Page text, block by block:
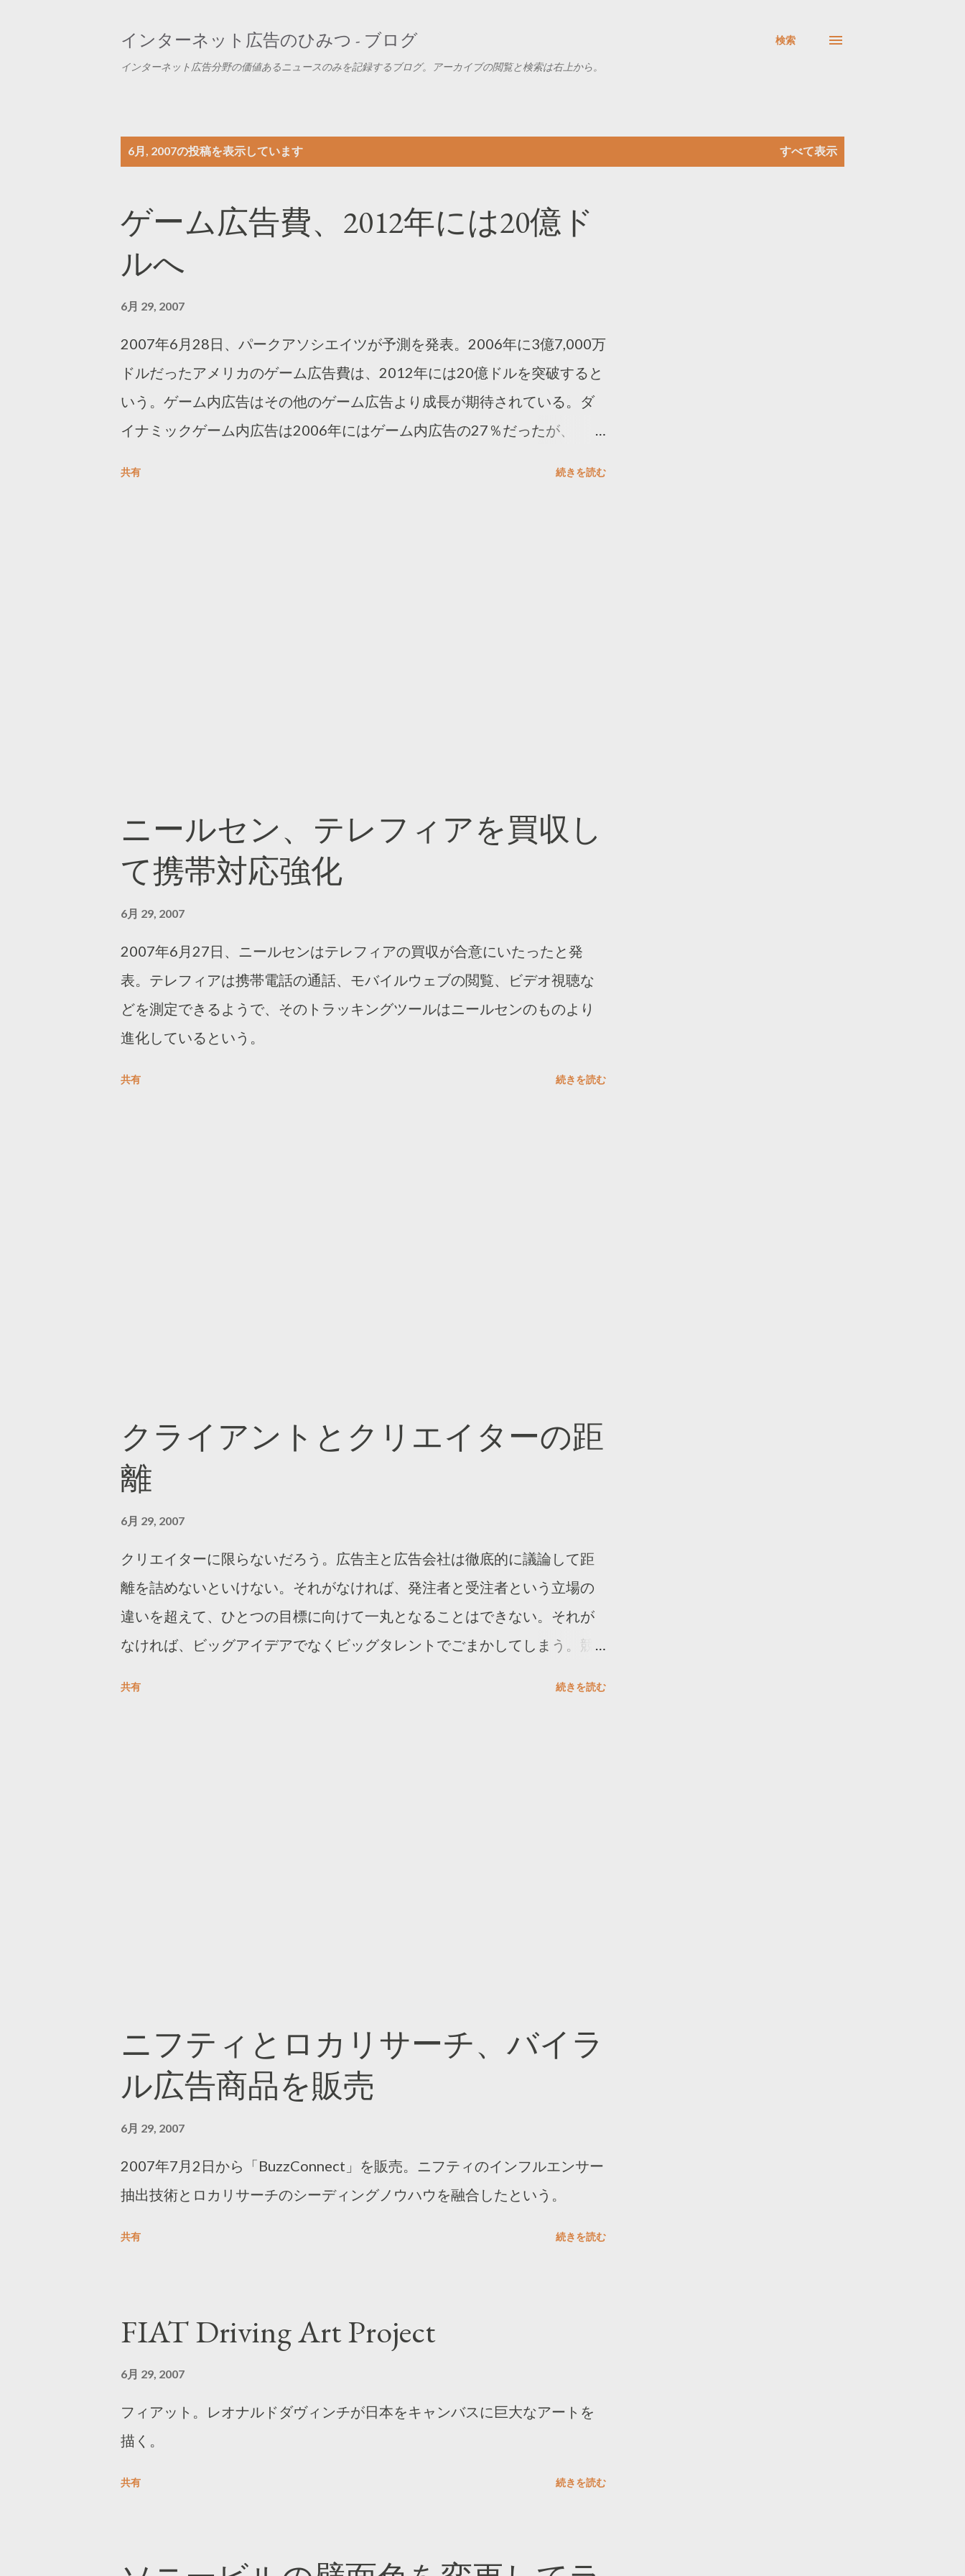
インターネット広告のひみつ - ブログ
インターネット広告分野の価値あるニュースのみを記録するブログ。アーカイブの閲覧と検索は右上から。
検索
6月, 2007の投稿を表示しています すべて表示
ゲーム広告費、2012年には20億ド
ルへ
6月 29, 2007
2007年6月28日、パークアソシエイツが予測を発表。2006年に3億7,000万
ドルだったアメリカのゲーム広告費は、2012年には20億ドルを突破すると
いう。ゲーム内広告はその他のゲーム広告より成長が期待されている。ダ
イナミックゲーム内広告は2006年にはゲーム内広告の27％だったが、
共有 続きを読む
ニールセン、テレフィアを買収し
て携帯対応強化
6月 29, 2007
2007年6月27日、ニールセンはテレフィアの買収が合意にいたったと発
表。テレフィアは携帯電話の通話、モバイルウェブの閲覧、ビデオ視聴な
どを測定できるようで、そのトラッキングツールはニールセンのものより
進化しているという。
共有 続きを読む
クライアントとクリエイターの距
離
6月 29, 2007
クリエイターに限らないだろう。広告主と広告会社は徹底的に議論して距
離を詰めないといけない。それがなければ、発注者と受注者という立場の
違いを超えて、ひとつの目標に向けて一丸となることはできない。それが
なければ、ビッグアイデアでなくビッグタレントでごまかしてしまう。競
共有 続きを読む
ニフティとロカリサーチ、バイラ
ル広告商品を販売
6月 29, 2007
2007年7月2日から「BuzzConnect」を販売。ニフティのインフルエンサー
抽出技術とロカリサーチのシーディングノウハウを融合したという。
共有 続きを読む
FIAT Driving Art Project
6月 29, 2007
フィアット。レオナルドダヴィンチが日本をキャンバスに巨大なアートを
描く。
共有 続きを読む